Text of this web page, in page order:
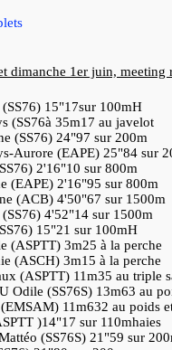
dimanche 1er juin,
15"17sur 100mH
(SS76à 35m17 au javelot
(SS76) 24"97 sur 200m
Aurore (EAPE) 25"84 sur
2'16"10 sur 800m
(EAPE) 2'16"95 sur 800m
(ACB) 4'50"67 sur 1500m
4'52"14 sur 1500m
15"21 sur 100mH
(ASPTT) 3m25 à la perche
(ASCH) 3m15 à la perche
(ASPTT) 11m35 au triple
Odile (SS76S) 13m63 au
11m632 au poids
)14"17 sur 110mhaies
(SS76S) 21"59 sur